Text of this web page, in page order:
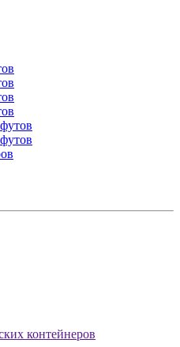
контейнеров